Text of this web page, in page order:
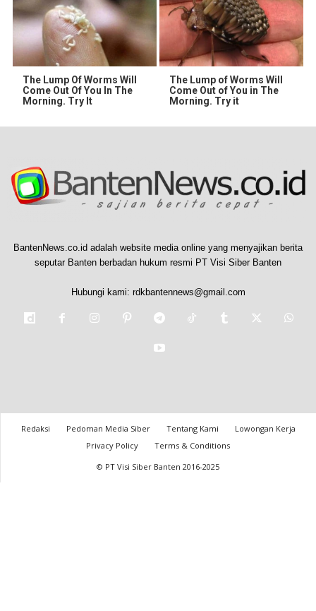
The Lump Of Worms Will
Come Out Of You In The
Morning. Try It
The Lump of Worms Will
Come Out of You in The
Morning. Try it
BantenNews.co.id adalah website media online yang menyajikan berita
seputar Banten berbadan hukum resmi PT Visi Siber Banten
Hubungi kami: rdkbantennews@gmail.com
Redaksi Pedoman Media Siber Tentang Kami
Lowongan Kerja
Privacy Policy
Terms & Conditions
© PT Visi Siber Banten 2016-2025